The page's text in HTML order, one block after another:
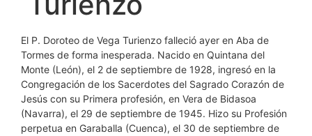
El P. Doroteo de Vega Turienzo falleció ayer en Aba de
Tormes de forma inesperada. Nacido en Quintana del
Monte (León), el 2 de septiembre de 1928, ingresó en la
Congregación de los Sacerdotes del Sagrado Corazón de
Jesús con su Primera profesión, en Vera de Bidasoa
(Navarra), el 29 de septiembre de 1945. Hizo su Profesión
perpetua en Garaballa (Cuenca), el 30 de septiembre de